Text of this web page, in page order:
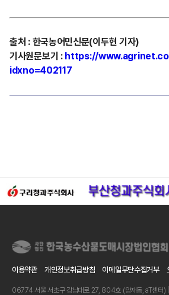
출처 : 한국농어민신문(이두현 기자)
기사원문보기 : https://
idxno=402117
이용약관 개인정보취급방침 이메일무단수집거부
06774 서울 서초구 강남대로 27, 804호 (양재동, aT센